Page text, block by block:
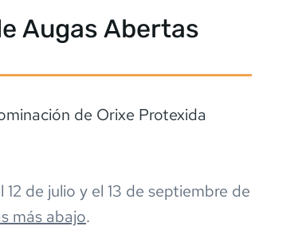
Augas Abertas
de Orixe Protexida
12 de julio y el 13 de septiembre de
más abajo.